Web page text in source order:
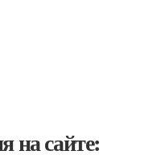
на сайте: